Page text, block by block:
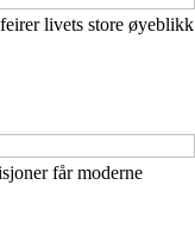
livets store øyeblikk
får moderne